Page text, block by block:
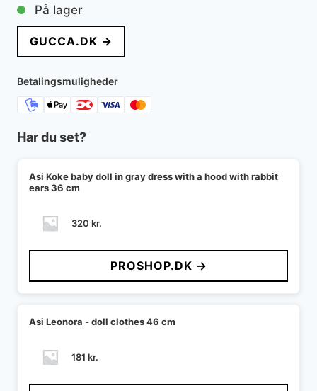
På lager
GUCCA.DK →
Betalingsmuligheder
Har du set?
Asi Koke baby doll in gray dress with a hood with rabbit
ears 36 cm
320 kr.
PROSHOP.DK →
Asi Leonora - doll clothes 46 cm
181 kr.